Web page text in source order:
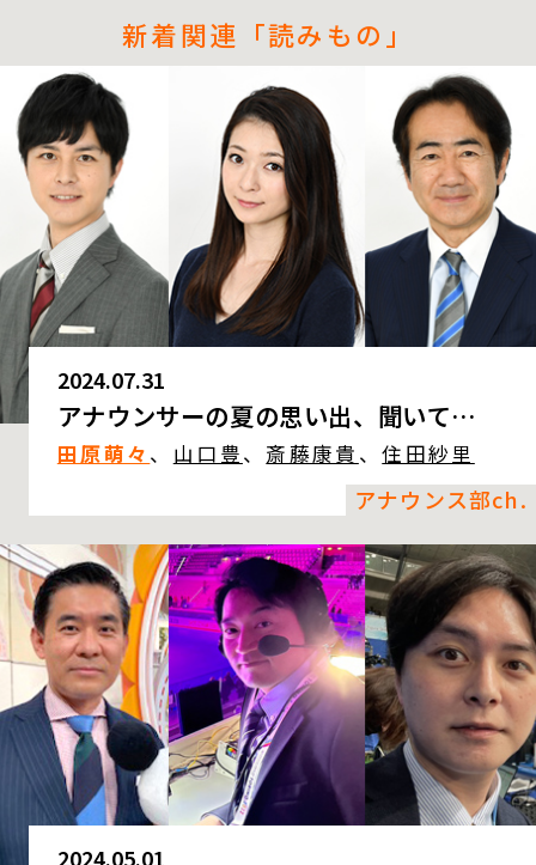
新着関連「読みもの」
2024.07.31
アナウンサーの夏の思い出、聞いて…
田原萌々 、 山口豊、 斎藤康貴 、住田紗里
アナウンス部ch.
2024.05.01